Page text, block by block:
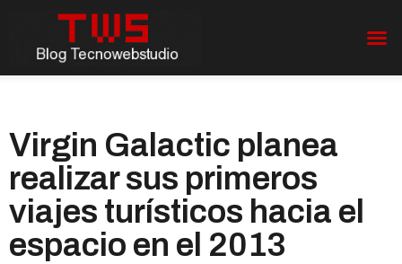
Virgin Galactic planea
realizar sus primeros
viajes turísticos hacia el
espacio en el 2013